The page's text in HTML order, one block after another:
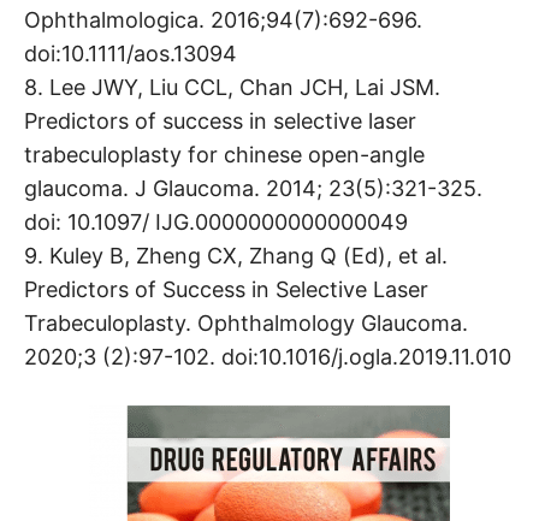
Ophthalmologica. 2016;94(7):692-696.
doi:10.1111/aos.13094
8. Lee JWY, Liu CCL, Chan JCH, Lai JSM.
Predictors of success in selective laser
trabeculoplasty for chinese open-angle
glaucoma. J Glaucoma. 2014; 23(5):321-325.
doi: 10.1097/ IJG.0000000000000049
9. Kuley B, Zheng CX, Zhang Q (Ed), et al.
Predictors of Success in Selective Laser
Trabeculoplasty. Ophthalmology Glaucoma.
2020;3 (2):97-102. doi:10.1016/j.ogla.2019.11.010